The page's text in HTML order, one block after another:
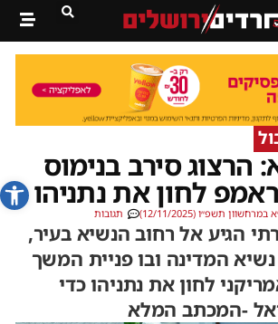
פתח
הרצוג סירב בנימוס
לחון את נתניהו
במרחשוון תשפ״ו (12/11/2025) תגובות
הגיע אל רחוב הנשיא בעיר,
המדינה ובו פניית המשך
לחון את נתניהו כדי
-המכתב המלא